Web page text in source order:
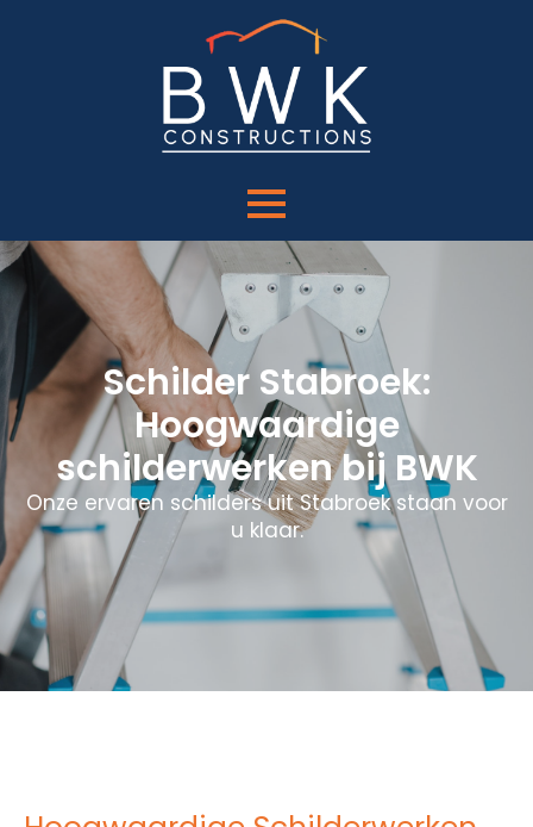
Schilder Stabroek:
Hoogwaardige
schilderwerken bij BWK
Onze ervaren schilders uit Stabroek staan voor
u klaar.